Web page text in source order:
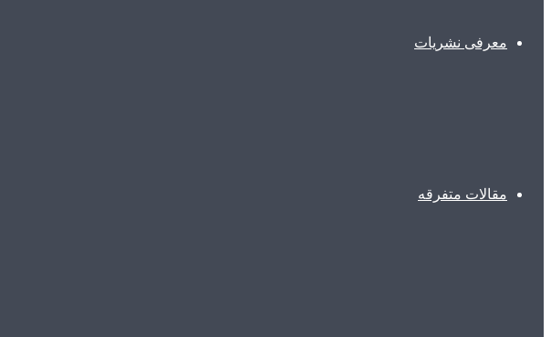
معرفی نشریات
مقالات متفرقه